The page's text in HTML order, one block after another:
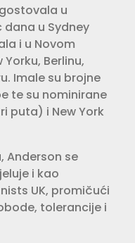
u
u Sydney
i u Novom
Yorku, Berlinu,
Imale su brojne
te su nominirane
puta) i New York
Anderson se
i kao
UK, promičući
tolerancije i